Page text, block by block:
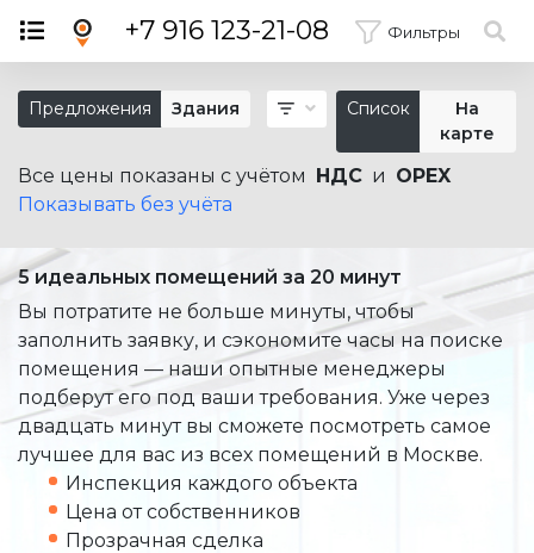
+7 916 123-21-08 Фильтры
×
Предложения Здания Список
На
карте
Все цены показаны с учётом НДС и OPEX
Показывать без учёта
5 идеальных помещений за 20 минут
Вы потратите не больше минуты, чтобы
заполнить заявку, и сэкономите часы на поиске
помещения — наши опытные менеджеры
подберут его под ваши требования. Уже через
двадцать минут вы сможете посмотреть самое
лучшее для вас из всех помещений в Москве.
Инспекция каждого объекта
Цена от собственников
Прозрачная сделка